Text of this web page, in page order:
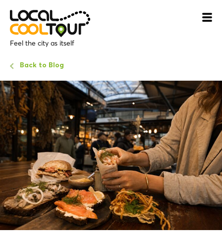
Feel the city as itself
Back to Blog